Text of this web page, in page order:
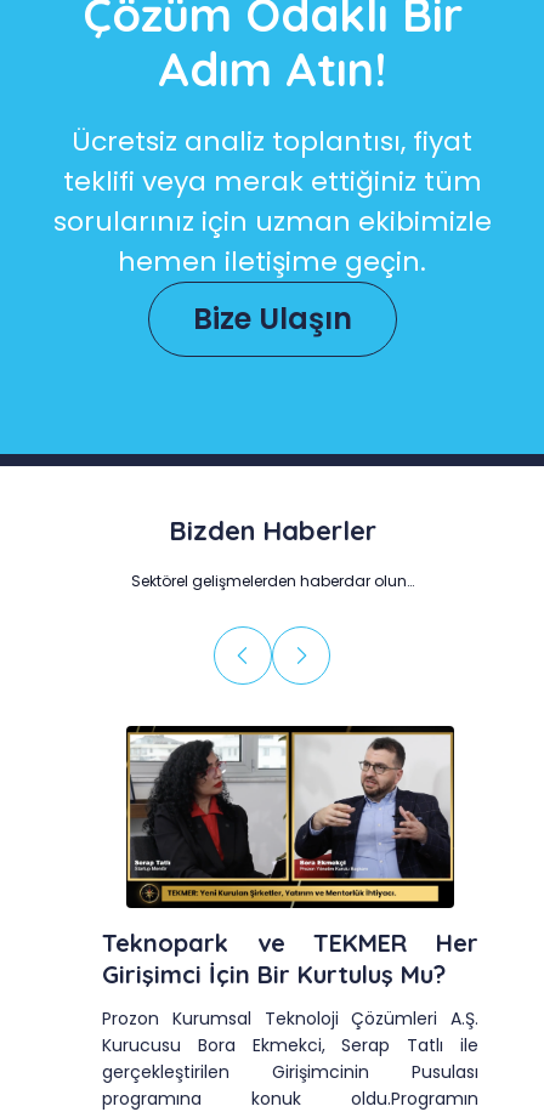
Çözüm Odaklı Bir
Adım Atın!
Ücretsiz analiz toplantısı, fiyat
teklifi veya merak ettiğiniz tüm
sorularınız için uzman ekibimizle
hemen iletişime geçin.
Bize Ulaşın
Bizden Haberler
Sektörel gelişmelerden haberdar olun…
Teknopark ve TEKMER Her
Girişimci İçin Bir Kurtuluş Mu?
Prozon Kurumsal Teknoloji Çözümleri A.Ş.
Kurucusu Bora Ekmekci, Serap Tatlı ile
gerçekleştirilen Girişimcinin Pusulası
programına konuk oldu.Programın